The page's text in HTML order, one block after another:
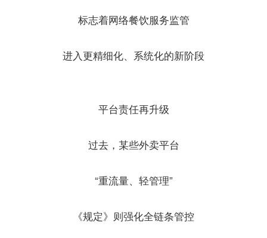
标志着网络餐饮服务监管
进入更精细化、系统化的新阶段
平台责任再升级
过去，某些外卖平台
“重流量、轻管理”
《规定》则强化全链条管控